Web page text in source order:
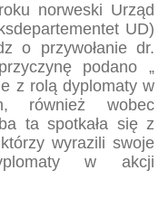
norweski Urząd
UD)
o przywołanie dr.
podano „
z rolą dyplomaty w
również wobec
ta spotkała się z
wyrazili swoje
w akcji